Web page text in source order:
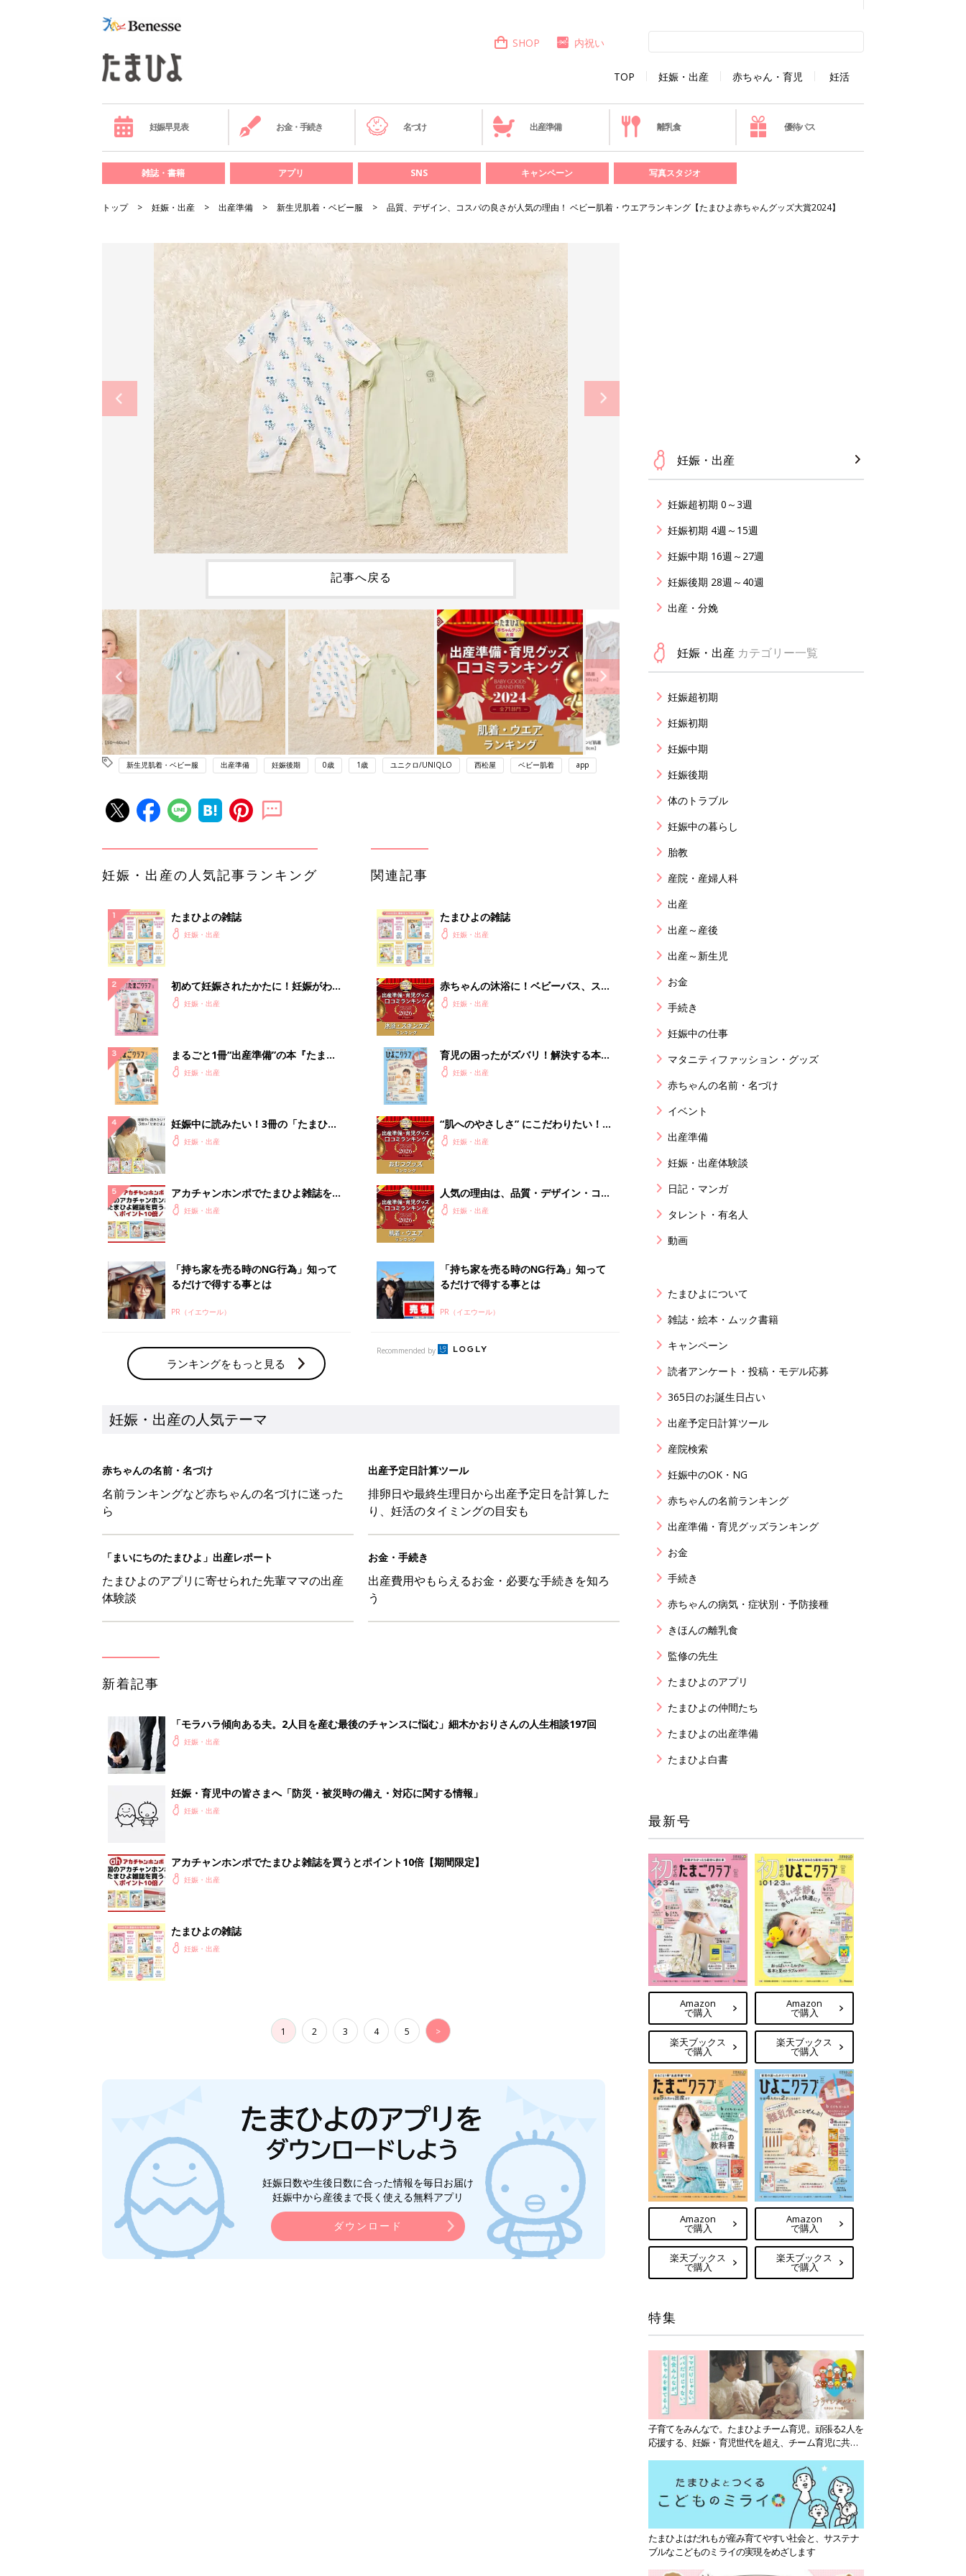
TOP 妊娠・出産 赤ちゃん・育児 妊活
SHOP 内祝い
妊娠早見表 お金・手続き 名づけ 出産準備 離乳食 優待パス
雑誌・書籍 アプリ SNS キャンペーン 写真スタジオ
トップ 妊娠・出産 出産準備 新生児肌着・ベビー服 品質、デザイン、コスパの良さが人気の理由！ ベビー肌着・ウエアランキング【たまひよ赤ちゃんグッズ大賞2024】
記事へ戻る
新生児肌着・ベビー服 出産準備 妊娠後期 0歳 1歳 ユニクロ/UNIQLO 西松屋 ベビー肌着 app
妊娠・出産の人気記事ランキング
たまひよの雑誌
妊娠・出産
初めて妊娠されたかたに！妊娠がわか
ったら最初に読む本『初めてのたまご
妊娠・出産
まるごと1冊“出産準備”の本『たまご
クラブ 夏号』〈スペシャル大特集〉
妊娠・出産
妊娠中に読みたい！3冊の「たまひ
よ」妊娠・出産
アカチャンホンポでたまひよ雑誌を買
うとポイント10倍【期間限定】
妊娠・出産
「持ち家を売る時のNG行為」知って
るだけで得する事とは
PR（イエウール）
ランキングをもっと見る
関連記事
たまひよの雑誌
妊娠・出産
赤ちゃんの沐浴に！ベビーバス、スキ
ンケアグッズ口コミ人気ランキング
妊娠・出産
育児の困ったがズバリ！解決する本
『ひよこクラブ 秋号』 4カ月～2才
妊娠・出産
“肌へのやさしさ” にこだわりたい！
ママ・パパが選ぶおむつグッズ8選
妊娠・出産
人気の理由は、品質・デザイン・コス
パ！ ベビー肌着・ウエアランキング妊娠・出産
「持ち家を売る時のNG行為」知って
るだけで得する事とは
PR（イエウール）
Recommended by
妊娠・出産の人気テーマ
赤ちゃんの名前・名づけ
名前ランキングなど赤ちゃんの名づけに迷った
ら
出産予定日計算ツール
排卵日や最終生理日から出産予定日を計算した
り、妊活のタイミングの目安も
「まいにちのたまひよ」出産レポート
たまひよのアプリに寄せられた先輩ママの出産
体験談
お金・手続き
出産費用やもらえるお金・必要な手続きを知ろ
う
新着記事
「モラハラ傾向ある夫。2人目を産む最後のチャンスに悩む」細木かおりさんの人生相談197回
妊娠・出産
妊娠・育児中の皆さまへ「防災・被災時の備え・対応に関する情報」
妊娠・出産
アカチャンホンポでたまひよ雑誌を買うとポイント10倍【期間限定】
妊娠・出産
たまひよの雑誌
妊娠・出産
1 2 3 4 5 >
妊娠日数や生後日数に合った情報を毎日お届け
妊娠中から産後まで長く使える無料アプリ
ダウンロード
妊娠・出産
妊娠超初期 0～3週
妊娠初期 4週～15週
妊娠中期 16週～27週
妊娠後期 28週～40週
出産・分娩
妊娠・出産 カテゴリー一覧
妊娠超初期
妊娠初期
妊娠中期
妊娠後期
体のトラブル
妊娠中の暮らし
胎教
産院・産婦人科
出産
出産～産後
出産～新生児
お金
手続き
妊娠中の仕事
マタニティファッション・グッズ
赤ちゃんの名前・名づけ
イベント
出産準備
妊娠・出産体験談
日記・マンガ
タレント・有名人
動画
たまひよについて
雑誌・絵本・ムック書籍
キャンペーン
読者アンケート・投稿・モデル応募
365日のお誕生日占い
出産予定日計算ツール
産院検索
妊娠中のOK・NG
赤ちゃんの名前ランキング
出産準備・育児グッズランキング
お金
手続き
赤ちゃんの病気・症状別・予防接種
きほんの離乳食
監修の先生
たまひよのアプリ
たまひよの仲間たち
たまひよの出産準備
たまひよ白書
最新号
Amazon
で購入
楽天ブックス
で購入
Amazon
で購入
楽天ブックス
で購入
Amazon
で購入
楽天ブックス
で購入
Amazon
で購入
楽天ブックス
で購入
特集
子育てをみんなで。たまひよチーム育児。頑張る2人を
応援する、妊娠・育児世代を超え、チーム育児に共感
たまひよはだれもが産み育てやすい社会と、サステナ
ブルなこどものミライの実現をめざします